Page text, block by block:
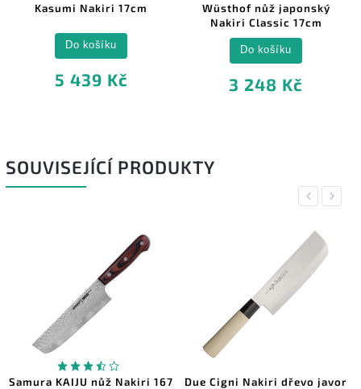
Kasumi Nakiri 17cm
5 439 Kč
Do košíku
Wüsthof nůž japonský
Nakiri Classic 17cm
3 248 Kč
Do košíku
SOUVISEJÍCÍ PRODUKTY
Previous
Samura KAIJU nůž Nakiri 167
Due Cigni Nakiri dřevo javor
Next